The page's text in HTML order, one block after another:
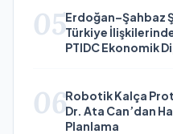
05Erdoğan–Şahbaz
Türkiye
PTIDC Ekonomik
06Robotik Kalça
Dr. Ata Can’dan
Planlama